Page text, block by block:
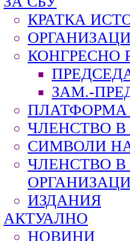
КРАТКА
КОНГРЕСНО
ЗАМ.-
ПЛАТФОРМА
ЧЛЕНСТВО В
СИМВОЛИ
ЧЛЕНСТВО
ИЗДАНИЯ
АКТУАЛНО
НОВИНИ